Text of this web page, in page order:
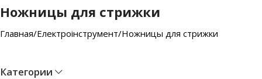
Ножницы для стрижки
Главная Електроінструмент Ножницы для стрижки
Категории